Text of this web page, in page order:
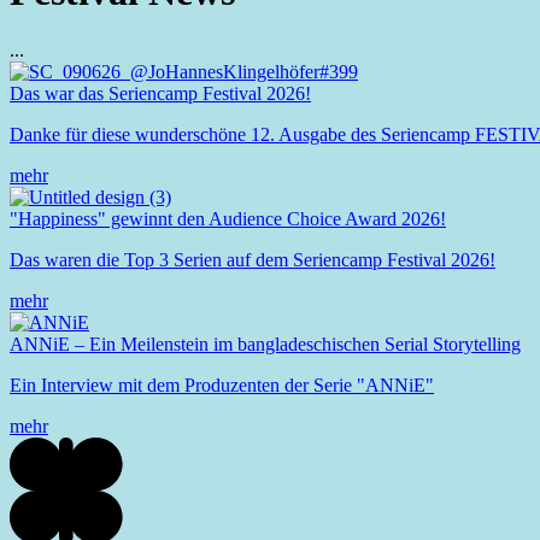
...
Das war das Seriencamp Festival 2026!
Danke für diese wunderschöne 12. Ausgabe des Seriencamp
mehr
"Happiness" gewinnt den Audience Choice Award 2026!
Das waren die Top 3 Serien auf dem Seriencamp Festival 2026!
mehr
ANNiE – Ein Meilenstein im bangladeschischen Serial Storytelling
Ein Interview mit dem Produzenten der Serie "ANNiE"
mehr